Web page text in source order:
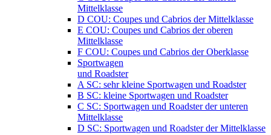
Mittelklasse
D COU: Coupes und Cabrios der Mittelklasse
E COU: Coupes und Cabrios der oberen
Mittelklasse
F COU: Coupes und Cabrios der Oberklasse
Sportwagen
und Roadster
A SC: sehr kleine Sportwagen und Roadster
B SC: kleine Sportwagen und Roadster
C SC: Sportwagen und Roadster der unteren
Mittelklasse
D SC: Sportwagen und Roadster der Mittelklasse